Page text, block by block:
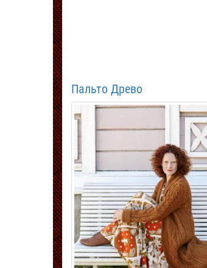
Пальто Древо